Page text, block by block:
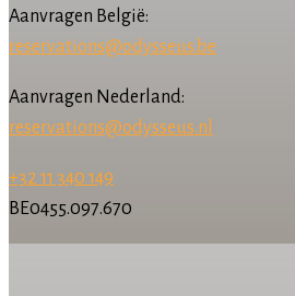
Aanvragen België:
reservations@odysseus.be
Aanvragen Nederland:
reservations@odysseus.nl
+32 11 340 149
BE0455.097.670